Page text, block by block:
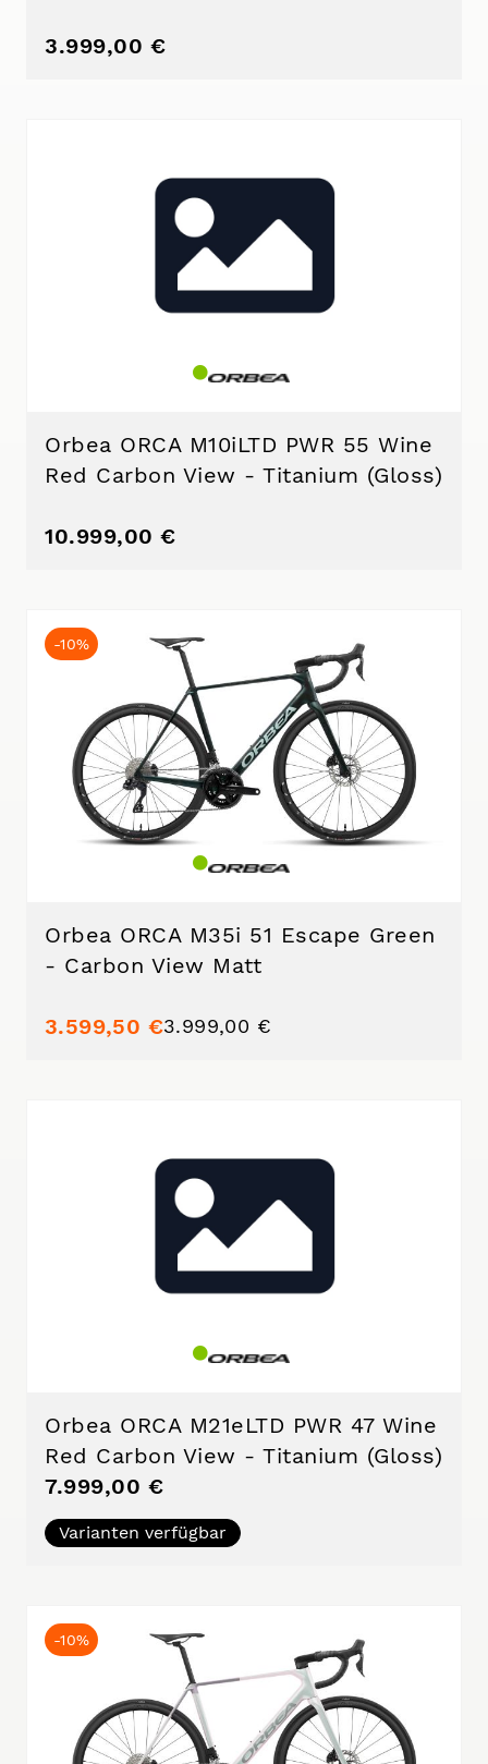
3.999,00 €
Orbea ORCA M10iLTD PWR 55 Wine
Red Carbon View - Titanium (Gloss)
10.999,00 €
-10%
Orbea ORCA M35i 51 Escape Green
- Carbon View Matt
3.599,50 €3.999,00 €
Orbea ORCA M21eLTD PWR 47 Wine
Red Carbon View - Titanium (Gloss)
7.999,00 €
Varianten verfügbar
-10%